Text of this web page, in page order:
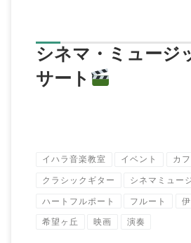
シネマ・ミュージ
サート
イハラ音楽教室 イベント カ
クラシックギター シネマミュー
ハートフルポート フルート
希望ヶ丘 映画 演奏